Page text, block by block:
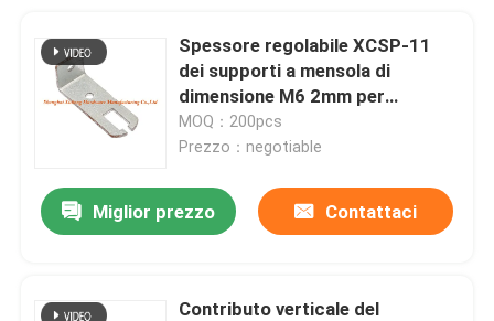
Spessore regolabile XCSP-11
dei supporti a mensola di
dimensione M6 2mm per
costruzione
MOQ：200pcs
Prezzo：negotiable
Miglior prezzo Contattaci
Contributo verticale del